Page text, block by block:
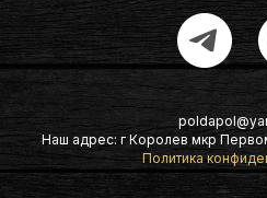
Наш адрес: г Королев мкр
Политика